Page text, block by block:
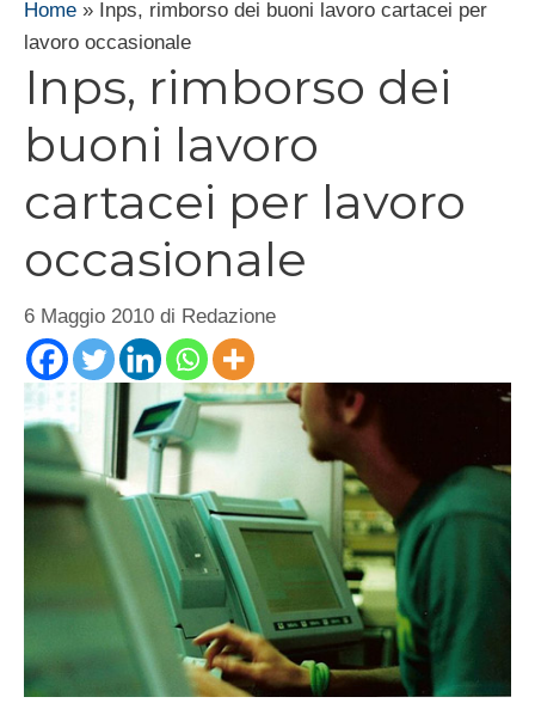
Home » Inps, rimborso dei buoni lavoro cartacei per
lavoro occasionale
Inps, rimborso dei
buoni lavoro
cartacei per lavoro
occasionale
6 Maggio 2010 di Redazione